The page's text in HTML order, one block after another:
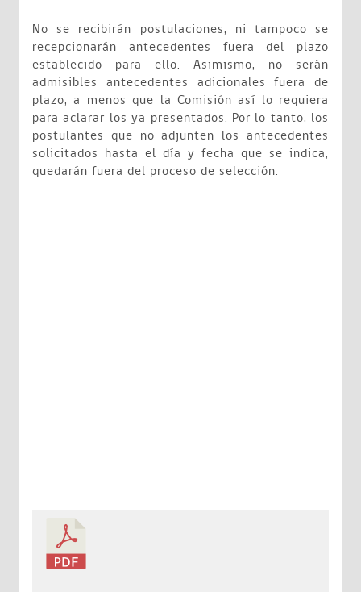
No se recibirán postulaciones, ni tampoco se
recepcionarán antecedentes fuera del plazo
establecido para ello. Asimismo, no serán
admisibles antecedentes adicionales fuera de
plazo, a menos que la Comisión así lo requiera
para aclarar los ya presentados. Por lo tanto, los
postulantes que no adjunten los antecedentes
solicitados hasta el día y fecha que se indica,
quedarán fuera del proceso de selección.